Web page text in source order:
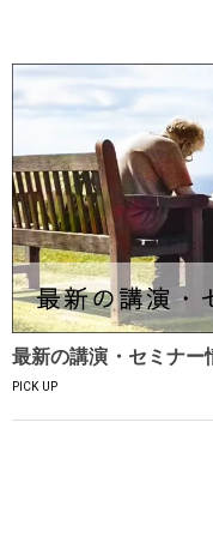
最新の講演・セミナー
PICK UP